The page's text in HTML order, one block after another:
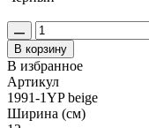
В корзину
В избранное
Артикул
1991-1YP beige
Ширина (см)